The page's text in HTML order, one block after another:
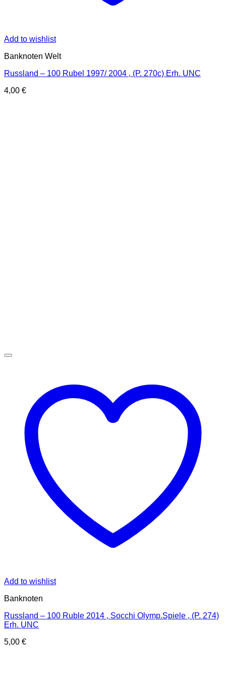
Add to wishlist
Banknoten Welt
Russland – 100 Rubel 1997/ 2004 , (P. 270c) Erh. UNC
4,00 €
Add to wishlist
Banknoten
Russland – 100 Ruble 2014 , Socchi Olymp.Spiele , (P. 274)
Erh. UNC
5,00 €